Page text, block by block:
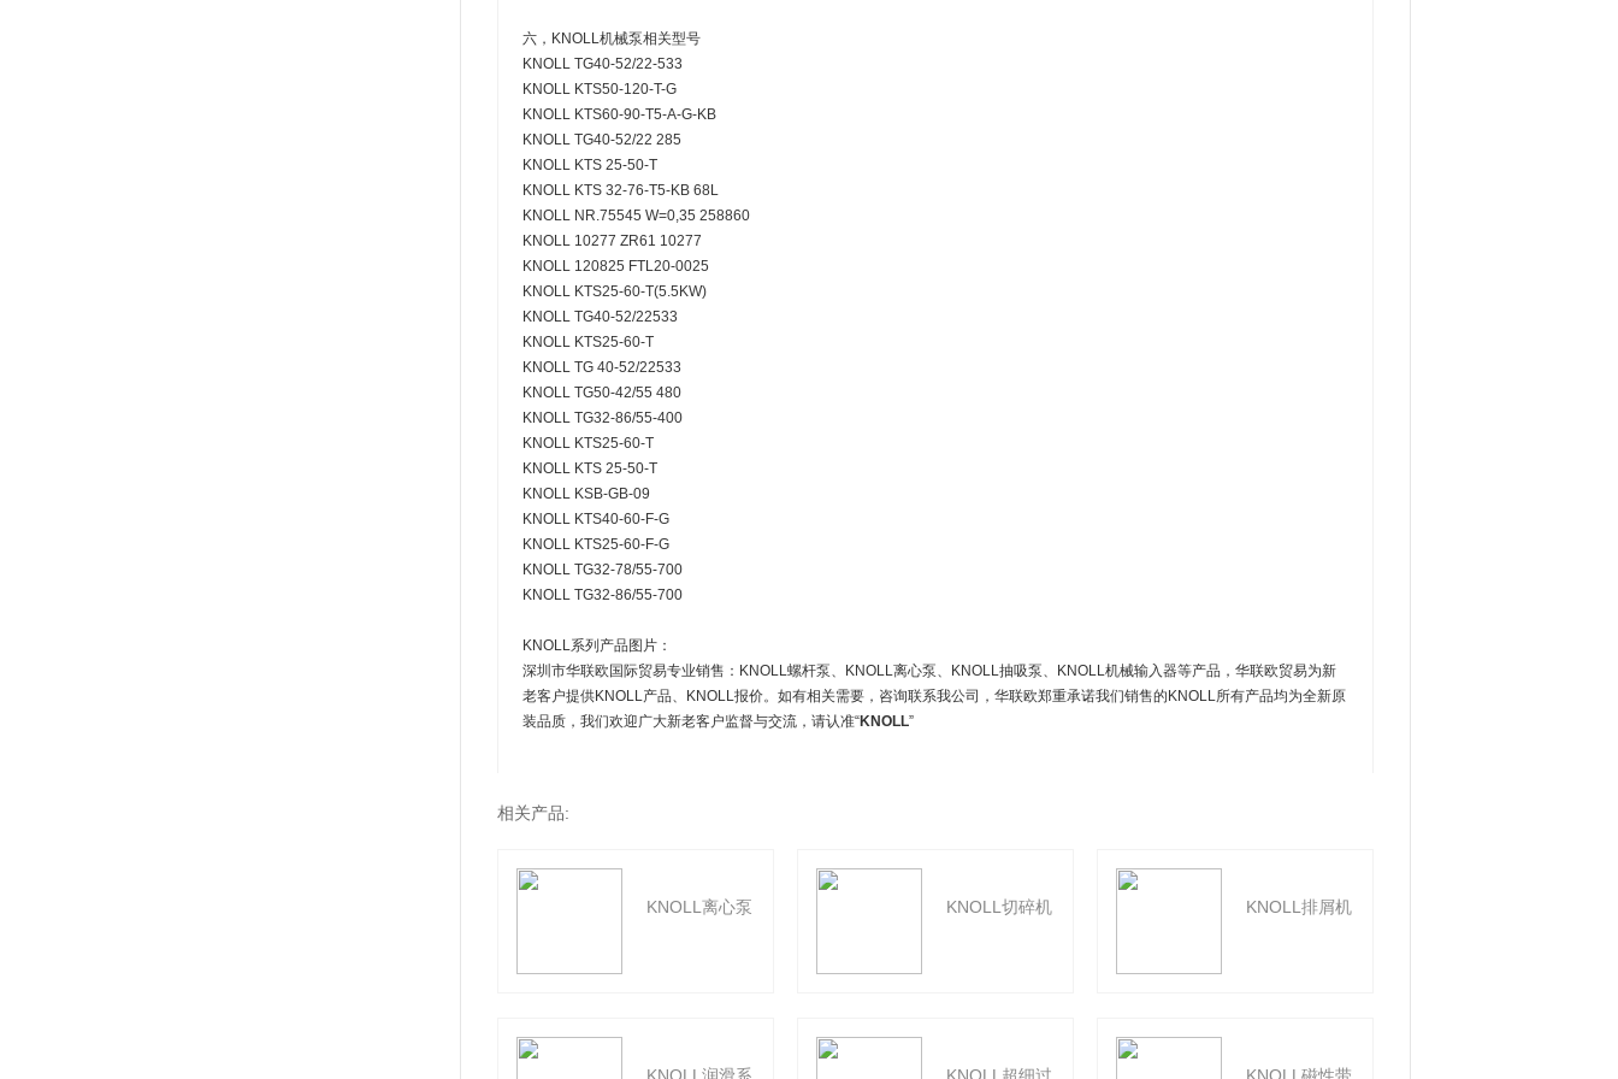
六，KNOLL机械泵相关型号
KNOLL TG40-52/22-533
KNOLL KTS50-120-T-G
KNOLL KTS60-90-T5-A-G-KB
KNOLL TG40-52/22 285
KNOLL KTS 25-50-T
KNOLL KTS 32-76-T5-KB 68L
KNOLL NR.75545 W=0,35 258860
KNOLL 10277 ZR61 10277
KNOLL 120825 FTL20-0025
KNOLL KTS25-60-T(5.5KW)
KNOLL TG40-52/22533
KNOLL KTS25-60-T
KNOLL TG 40-52/22533
KNOLL TG50-42/55 480
KNOLL TG32-86/55-400
KNOLL KTS25-60-T
KNOLL KTS 25-50-T
KNOLL KSB-GB-09
KNOLL KTS40-60-F-G
KNOLL KTS25-60-F-G
KNOLL TG32-78/55-700
KNOLL TG32-86/55-700
KNOLL系列产品图片：
深圳市华联欧国际贸易专业销售：KNOLL螺杆泵、KNOLL离心泵、KNOLL抽吸泵、KNOLL机械输入器等产品，华联欧贸易为新
老客户提供KNOLL产品、KNOLL报价。如有相关需要，咨询联系我公司，华联欧郑重承诺我们销售的KNOLL所有产品均为全新原
装品质，我们欢迎广大新老客户监督与交流，请认准“KNOLL”
相关产品:
KNOLL离心泵 KNOLL切碎机 KNOLL排屑机